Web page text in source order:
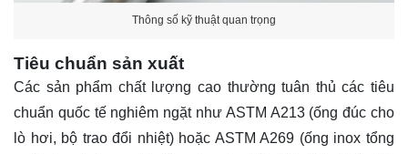
Thông số kỹ thuật quan trọng
Tiêu chuẩn sản xuất
Các sản phẩm chất lượng cao thường tuân thủ các tiêu
chuẩn quốc tế nghiêm ngặt như ASTM A213 (ống đúc cho
lò hơi, bộ trao đổi nhiệt) hoặc ASTM A269 (ống inox tổng